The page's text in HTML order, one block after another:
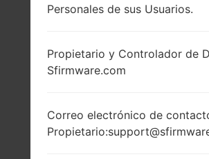
Personales de sus Usuarios.
Propietario y Controlador de
Sfirmware.com
Correo electrónico de